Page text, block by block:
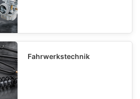
Fahrwerkstechnik